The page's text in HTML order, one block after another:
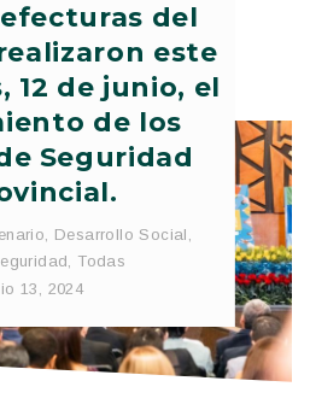
del
este
12 de junio, el
de los
Seguridad
, Desarrollo Social ,
, Todas
13, 2024